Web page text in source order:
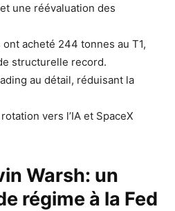
une réévaluation des
acheté 244 tonnes au T1,
structurelle record.
au détail, réduisant la
vers l’IA et SpaceX
Warsh: un
régime à la Fed